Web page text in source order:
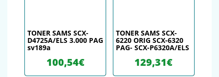
TONER SAMS SCX-
D4725A/ELS 3.000 PAG
sv189a
100,54€
TONER SAMS SCX-
6220 ORIG SCX-6320
PAG- SCX-P6320A/ELS
129,31€